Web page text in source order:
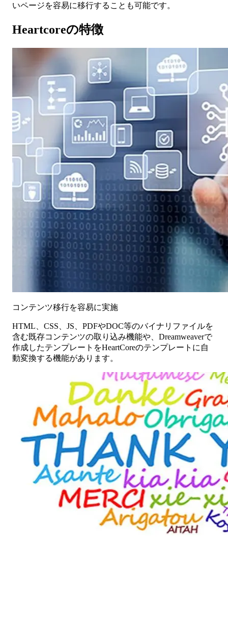
いページを容易に移行することも可能です。
Heartcoreの特徴
コンテンツ移行を容易に実施
HTML、CSS、JS、PDFやDOC等のバイナリファイルを
含む既存コンテンツの取り込み機能や、Dreamweaverで
作成したテンプレートをHeartCoreのテンプレートに自
動変換する機能があります。